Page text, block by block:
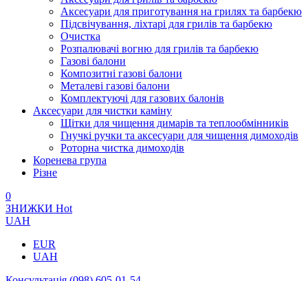
Аксесуари для приготування на грилях та барбекю
Підсвічування, ліхтарі для грилів та барбекю
Очистка
Розпалювачі вогню для грилів та барбекю
Газові балони
Композитні газові балони
Металеві газові балони
Комплектуючі для газових балонів
Аксесуари для чистки каміну
Щітки для чищення димарів та теплообмінників
Гнучкі ручки та аксесуари для чищення димоходів
Роторна чистка димоходів
Коренева група
Різне
0
ЗНИЖКИ Hot
UAH
EUR
UAH